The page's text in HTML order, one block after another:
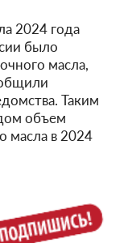
2024 года
было
масла,
Таким
объем
масла в 2024